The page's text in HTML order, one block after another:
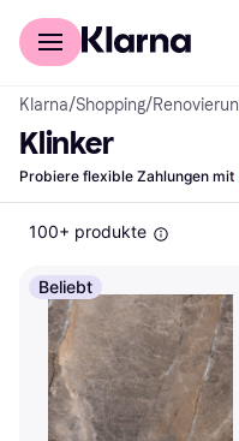
Für Shopper
Klarna/Shopping/
Klinker
Probiere flexible Zahlungen mit
100+ produkte
Beliebt